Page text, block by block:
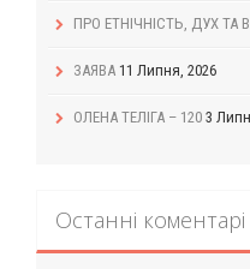
ПРО ЕТНІЧНІСТЬ, ДУХ ТА
ЗАЯВА 11 Липня, 2026
ОЛЕНА ТЕЛІГА – 120 3
Останні коментарі